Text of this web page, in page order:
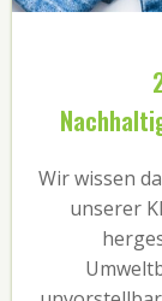
Wir wissen
unserer